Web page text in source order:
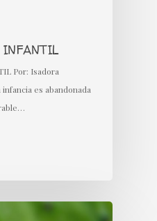
INFANTIL
Por: Isadora
es abandonada